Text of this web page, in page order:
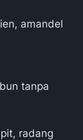
amandel
tanpa
radang